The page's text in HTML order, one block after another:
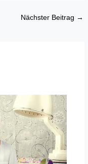
Nächster Beitrag →